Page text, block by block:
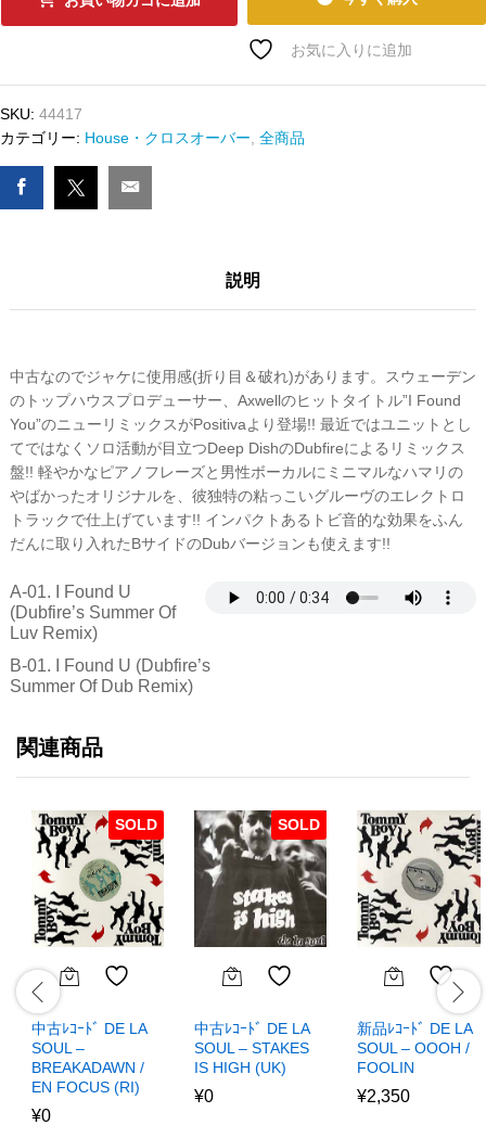
ﾄﾞ
FOUND
U
(THE
DUBFIRE
MIXES)
お気に入りに追加
SKU: 44417
カテゴリー: House・クロスオーバー 全商品
説明
中古なのでジャケに使用感(折り目＆破れ)があります。スウェーデン
のトップハウスプロデューサー、Axwellのヒットタイトル”I Found
You”のニューリミックスがPositivaより登場!! 最近ではユニットとし
てではなくソロ活動が目立つDeep DishのDubfireによるリミックス
盤!! 軽やかなピアノフレーズと男性ボーカルにミニマルなハマリの
やばかったオリジナルを、彼独特の粘っこいグルーヴのエレクトロ
トラックで仕上げています!! インパクトあるトビ音的な効果をふん
だんに取り入れたBサイドのDubバージョンも使えます!!
A-01. I Found U
(Dubfire’s Summer Of
Luv Remix)
B-01. I Found U (Dubfire’s
Summer Of Dub Remix)
関連商品
SOLD
中古ﾚｺｰﾄﾞ DE LA
SOUL –
BREAKADAWN /
EN FOCUS (RI)
¥0
SOLD
中古ﾚｺｰﾄﾞ DE LA
SOUL – STAKES
IS HIGH (UK)
¥0
新品ﾚｺｰﾄﾞ DE LA
SOUL – OOOH /
FOOLIN
¥2,350